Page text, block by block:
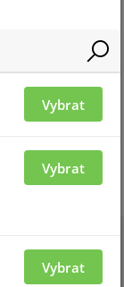
Vybrat
Vybrat
Vybrat